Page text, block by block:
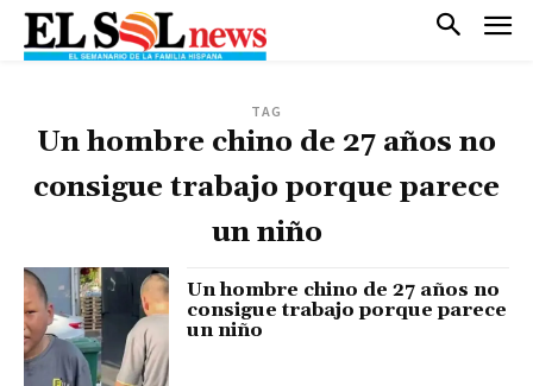
TAG
Un hombre chino de 27 años no
consigue trabajo porque parece
un niño
Un hombre chino de 27 años no
consigue trabajo porque parece
un niño